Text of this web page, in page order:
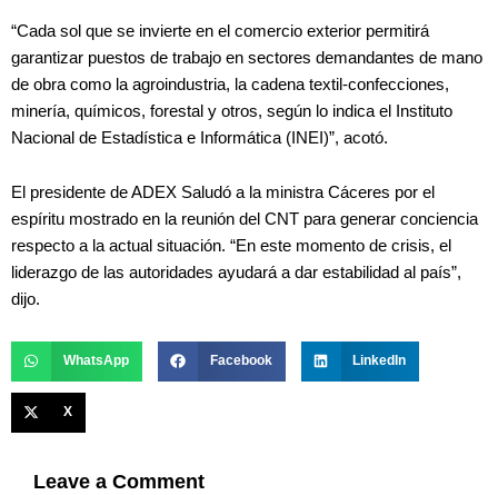
“Cada sol que se invierte en el comercio exterior permitirá
garantizar puestos de trabajo en sectores demandantes de mano
de obra como la agroindustria, la cadena textil-confecciones,
minería, químicos, forestal y otros, según lo indica el Instituto
Nacional de Estadística e Informática (INEI)”, acotó.
El presidente de ADEX Saludó a la ministra Cáceres por el
espíritu mostrado en la reunión del CNT para generar conciencia
respecto a la actual situación. “En este momento de crisis, el
liderazgo de las autoridades ayudará a dar estabilidad al país”,
dijo.
WhatsApp Facebook LinkedIn
X
Leave a Comment